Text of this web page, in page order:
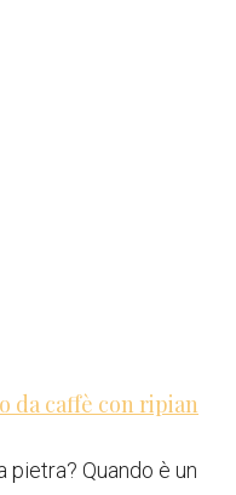
da caffè con ripian
pietra? Quando è un